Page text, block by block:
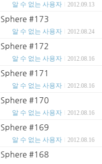
알 수 없는 사용자 2012.09.13
#173
알 수 없는 사용자 2012.08.24
#172
알 수 없는 사용자 2012.08.16
#171
알 수 없는 사용자 2012.08.16
#170
알 수 없는 사용자 2012.08.16
#169
알 수 없는 사용자 2012.08.16
#168